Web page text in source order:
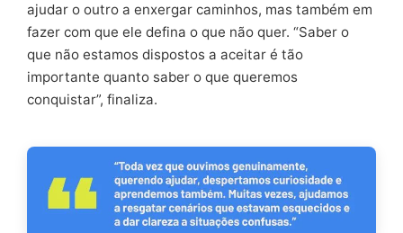
ajudar o outro a enxergar caminhos, mas também em
fazer com que ele defina o que não quer. “Saber o
que não estamos dispostos a aceitar é tão
importante quanto saber o que queremos
conquistar”, finaliza.